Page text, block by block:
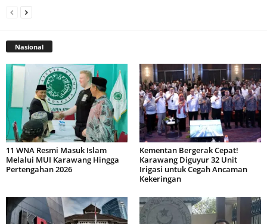
Nasional
11 WNA Resmi Masuk Islam
Melalui MUI Karawang Hingga
Pertengahan 2026
Kementan Bergerak Cepat!
Karawang Diguyur 32 Unit
Irigasi untuk Cegah Ancaman
Kekeringan